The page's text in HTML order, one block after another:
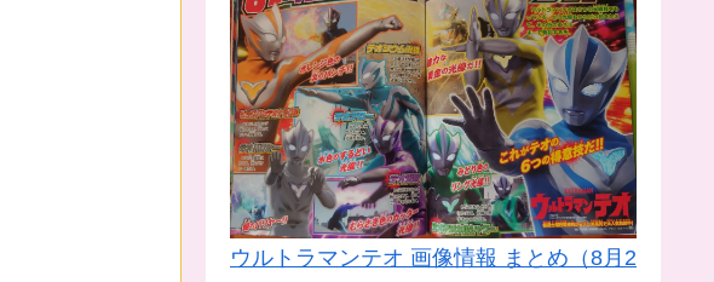
ウルトラマンテオ 画像情報 まとめ（8月2